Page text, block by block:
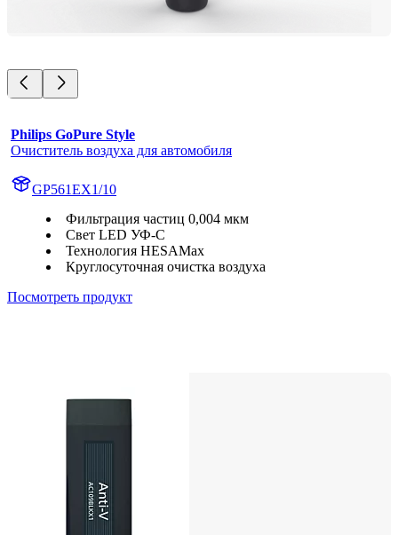
Philips GoPure Style
Очиститель воздуха для автомобиля
GP561EX1/10
Фильтрация частиц 0,004 мкм
Свет LED УФ-С
Технология HESAMax
Круглосуточная очистка воздуха
Посмотреть продукт